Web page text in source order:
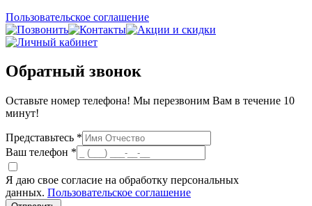
Пользовательское соглашение
Обратный звонок
Оставьте номер телефона! Мы перезвоним Вам в течение 10
минут!
Представьтесь *
Ваш телефон *
Я даю свое согласие на обработку персональных
данных. Пользовательское соглашение